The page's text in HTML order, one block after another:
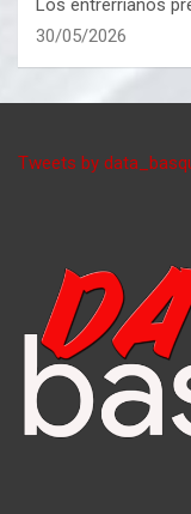
Los entrerrianos
30/05/2026
Tweets by